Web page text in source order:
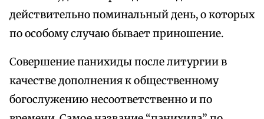
действительно поминальный день, о которых
по особому случаю бывает приношение.
Совершение панихиды после литургии в
качестве дополнения к общественному
богослужению несоответственно и по